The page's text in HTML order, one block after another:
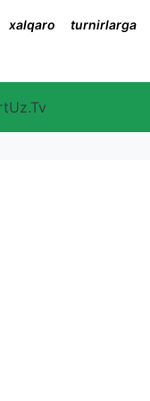
turnirlarga